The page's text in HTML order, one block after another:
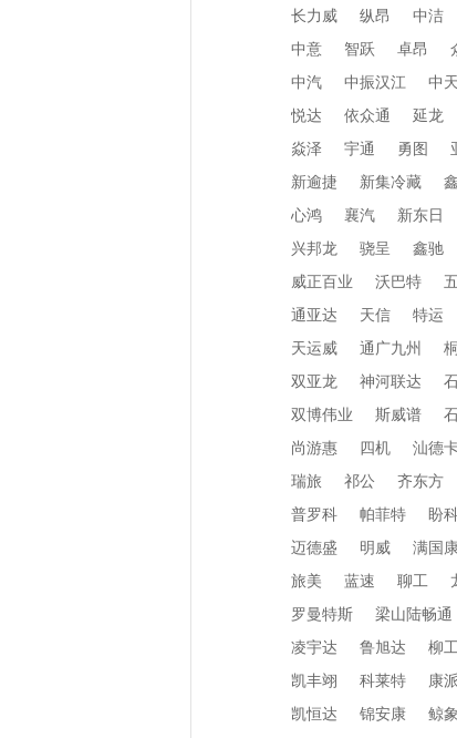
长力威
纵昂 中洁
中意
智跃 卓昂
中汽
中振汉江 中
悦达
依众通 延龙
焱泽
宇通 勇图
新逾捷
新集冷藏
心鸿
襄汽 新东日
兴邦龙
骁呈 鑫驰
威正百业
沃巴特
通亚达
天信 特运
天运威
通广九州
双亚龙
神河联达
双博伟业
斯威谱
尚游惠
四机 汕德
瑞旅
祁公 齐东方
普罗科
帕菲特 盼
迈德盛
明威 满国
旅美
蓝速 聊工
罗曼特斯
梁山陆畅通
凌宇达
鲁旭达 柳
凯丰翊
科莱特 康
凯恒达
锦安康 鲸象